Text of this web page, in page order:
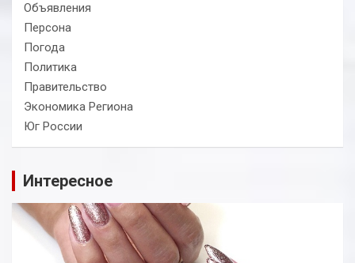
Объявления
Персона
Погода
Политика
Правительство
Экономика Региона
Юг России
Интересное